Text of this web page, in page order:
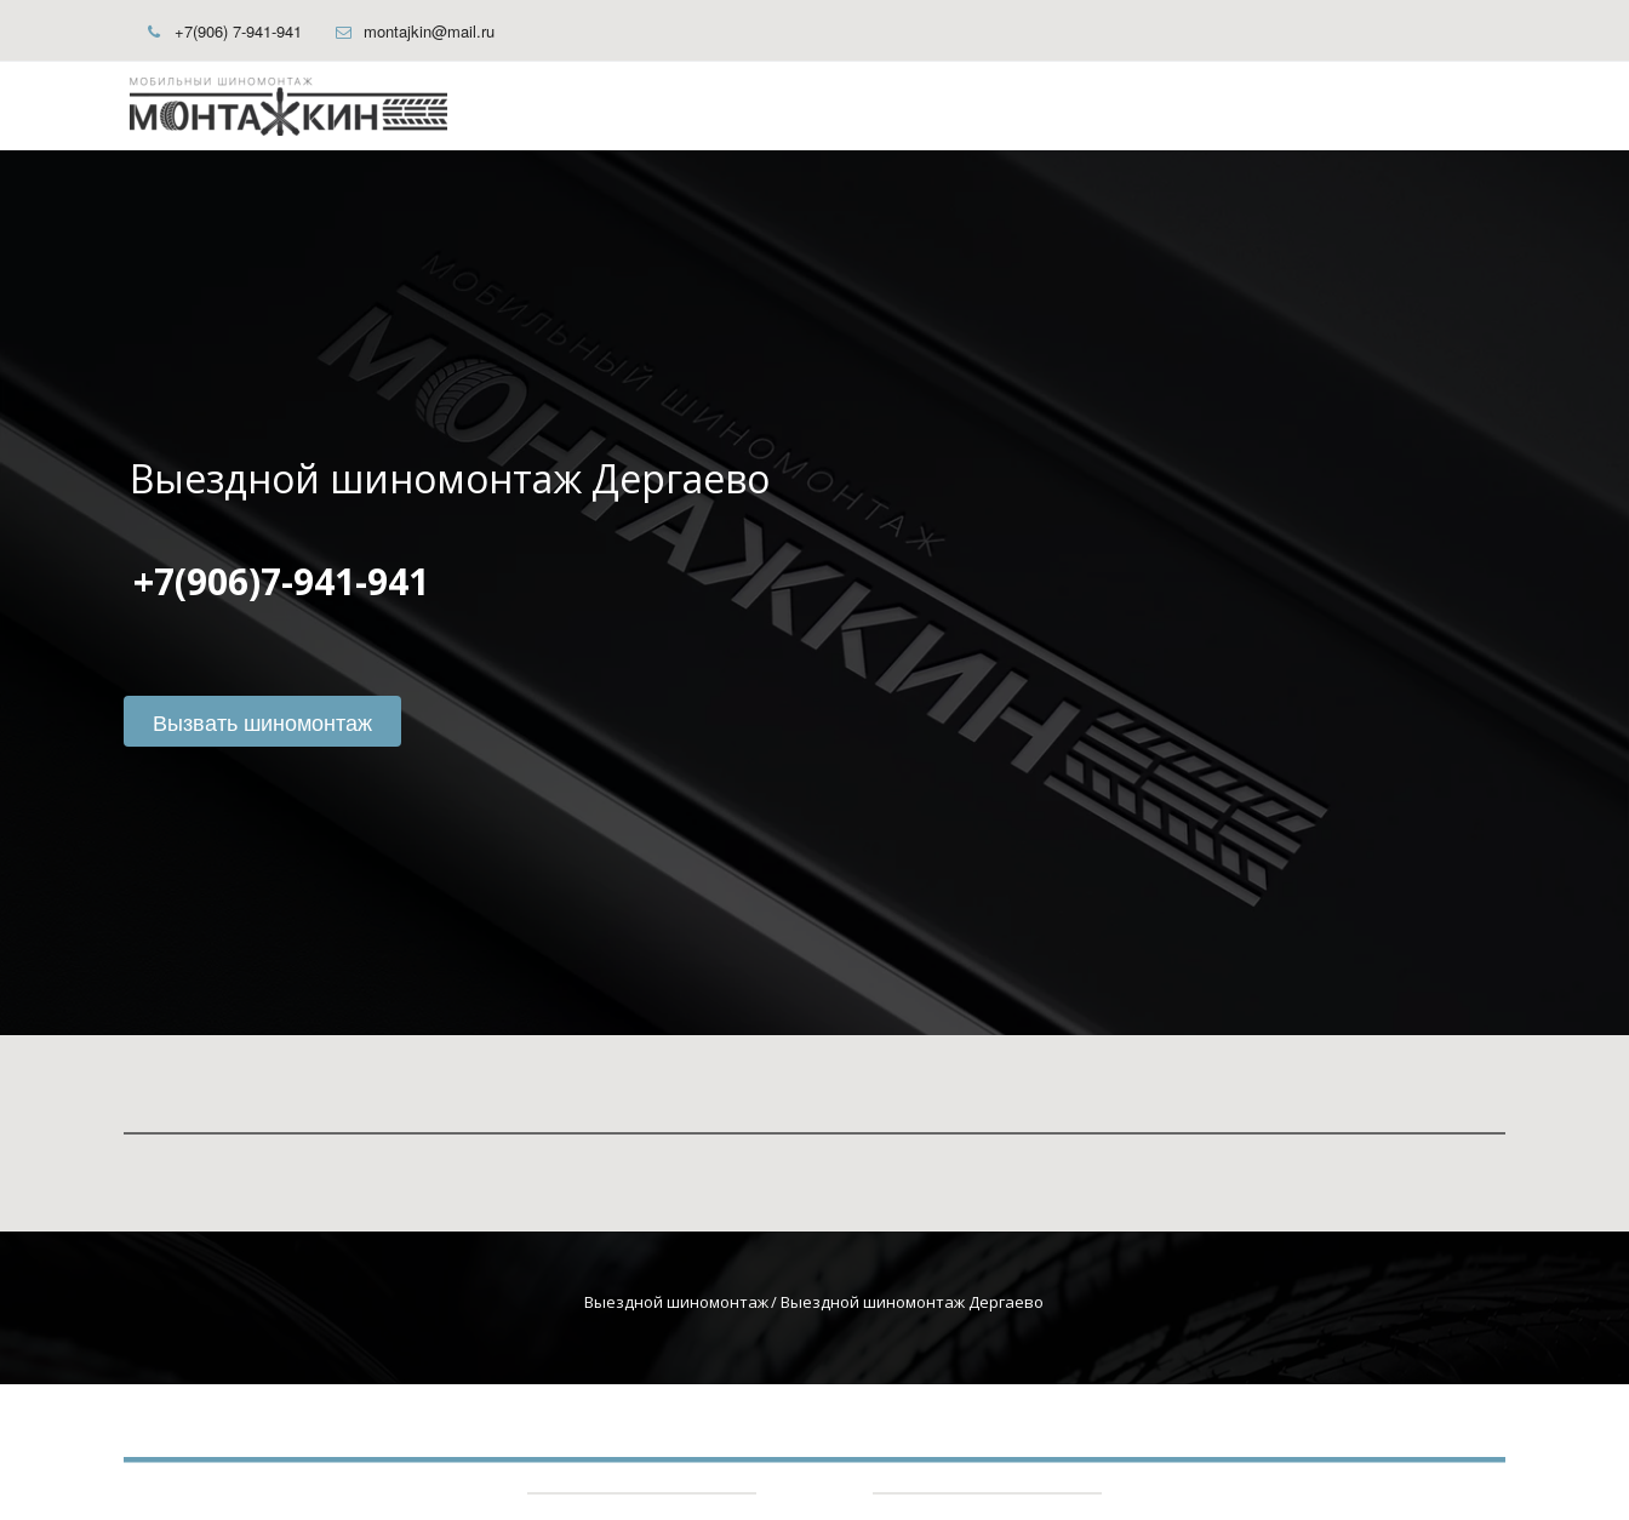
+7(906) 7-941-941 montajkin@mail.ru
Выездной шиномонтаж Дергаево
+7(906)7-941-941
Вызвать шиномонтаж
Выездной шиномонтаж / Выездной шиномонтаж Дергаево